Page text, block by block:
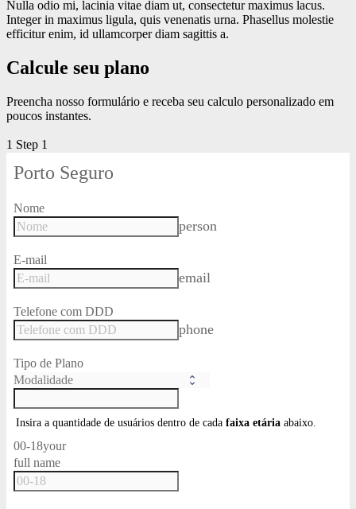
Nulla odio mi, lacinia vitae diam ut, consectetur maximus lacus.
Integer in maximus ligula, quis venenatis urna. Phasellus molestie
efficitur enim, id ullamcorper diam sagittis a.
Calcule seu plano
Preencha nosso formulário e receba seu calculo personalizado em
poucos instantes.
1 Step 1
Porto Seguro
Nome
person
E-mail
email
Telefone com DDD
phone
Tipo de Plano
Insira a quantidade de usuários dentro de cada faixa etária abaixo.
00-18your
full name